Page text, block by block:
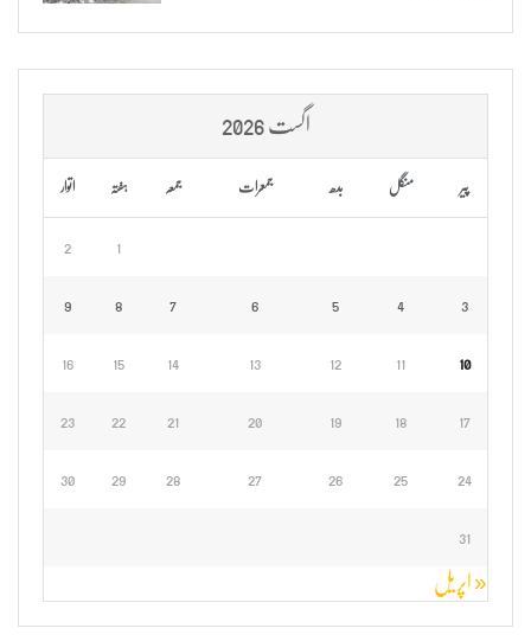
اگست 2026
پیر منگل بدھ جمعرات جمعہ ہفتہ اتوار
1
2
3
4
5
6
7
8
9
10
11
12
13
14
15
16
17
18
19
20
21
22
23
24
25
26
27
28
29
30
31
« اپریل